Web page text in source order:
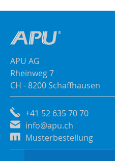
APU AG
Rheinweg 7
CH - 8200 Schaffhausen
+41 52 635 70 70
info@apu.ch
Musterbestellung